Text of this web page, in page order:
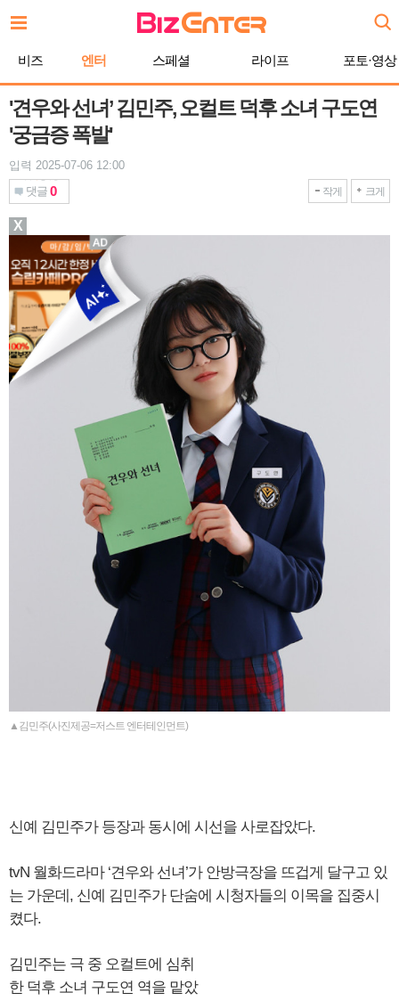
문
비즈 엔터 스페셜 라이프 포토·영상
'견우와 선녀’ 김민주, 오컬트 덕후 소녀 구도연
'궁금증 폭발'
입력 2025-07-06 12:00
댓글 0 작게 크게
▲김민주(사진제공=저스트 엔터테인먼트)
신예 김민주가 등장과 동시에 시선을 사로잡았다.
tvN 월화드라마 ‘견우와 선녀’가 안방극장을 뜨겁게 달구고 있
는 가운데, 신예 김민주가 단숨에 시청자들의 이목을 집중시
켰다.
김민주는 극 중 오컬트에 심취
한 덕후 소녀 구도연 역을 맡았
X